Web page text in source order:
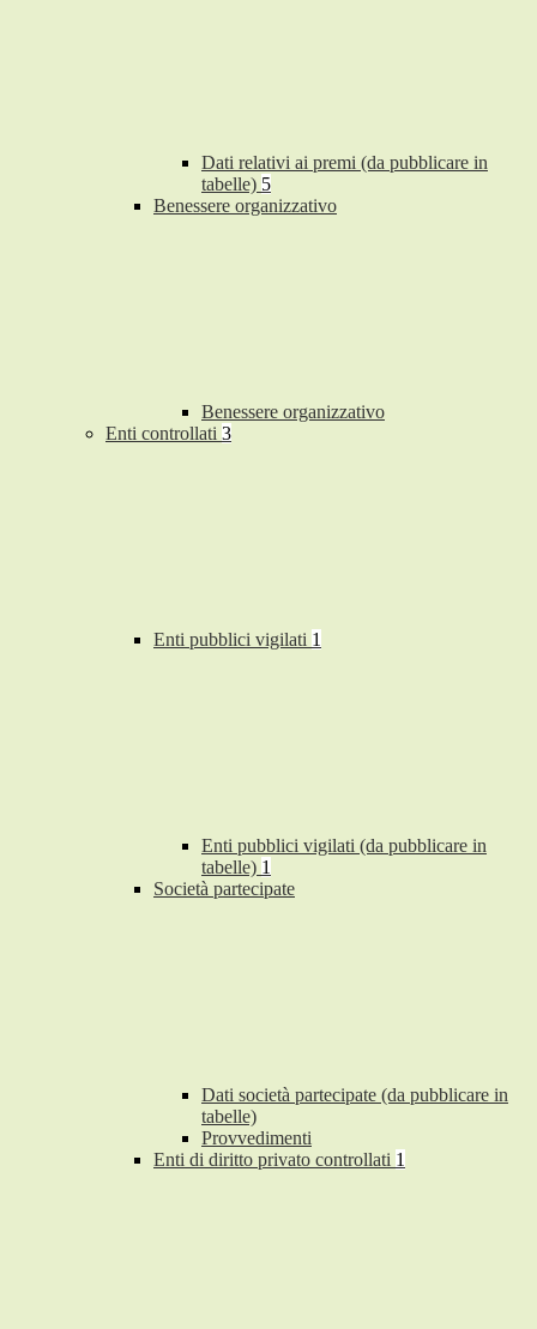
Dati relativi ai premi (da pubblicare in
tabelle) 5
Benessere organizzativo
Benessere organizzativo
Enti controllati 3
Enti pubblici vigilati 1
Enti pubblici vigilati (da pubblicare in
tabelle) 1
Società partecipate
Dati società partecipate (da pubblicare in
tabelle)
Provvedimenti
Enti di diritto privato controllati 1